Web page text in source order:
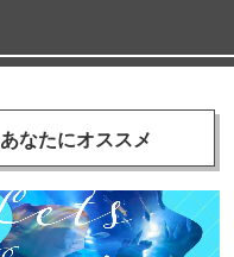
あなたにオススメ